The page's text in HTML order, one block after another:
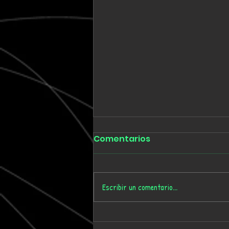
UNBOT celebra los 10
Comentarios
Escribir un comentario...